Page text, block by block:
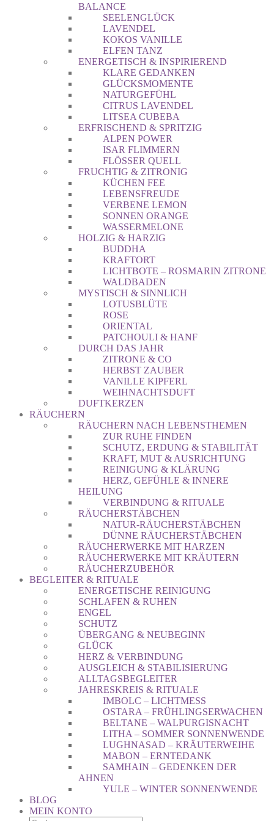
BALANCE
SEELENGLÜCK
LAVENDEL
KOKOS VANILLE
ELFEN TANZ
ENERGETISCH & INSPIRIEREND
KLARE GEDANKEN
GLÜCKSMOMENTE
NATURGEFÜHL
CITRUS LAVENDEL
LITSEA CUBEBA
ERFRISCHEND & SPRITZIG
ALPEN POWER
ISAR FLIMMERN
FLÖSSER QUELL
FRUCHTIG & ZITRONIG
KÜCHEN FEE
LEBENSFREUDE
VERBENE LEMON
SONNEN ORANGE
WASSERMELONE
HOLZIG & HARZIG
BUDDHA
KRAFTORT
LICHTBOTE – ROSMARIN ZITRONE
WALDBADEN
MYSTISCH & SINNLICH
LOTUSBLÜTE
ROSE
ORIENTAL
PATCHOULI & HANF
DURCH DAS JAHR
ZITRONE & CO
HERBST ZAUBER
VANILLE KIPFERL
WEIHNACHTSDUFT
DUFTKERZEN
RÄUCHERN
RÄUCHERN NACH LEBENSTHEMEN
ZUR RUHE FINDEN
SCHUTZ, ERDUNG & STABILITÄT
KRAFT, MUT & AUSRICHTUNG
REINIGUNG & KLÄRUNG
HERZ, GEFÜHLE & INNERE
HEILUNG
VERBINDUNG & RITUALE
RÄUCHERSTÄBCHEN
NATUR-RÄUCHERSTÄBCHEN
DÜNNE RÄUCHERSTÄBCHEN
RÄUCHERWERKE MIT HARZEN
RÄUCHERWERKE MIT KRÄUTERN
RÄUCHERZUBEHÖR
BEGLEITER & RITUALE
ENERGETISCHE REINIGUNG
SCHLAFEN & RUHEN
ENGEL
SCHUTZ
ÜBERGANG & NEUBEGINN
GLÜCK
HERZ & VERBINDUNG
AUSGLEICH & STABILISIERUNG
ALLTAGSBEGLEITER
JAHRESKREIS & RITUALE
IMBOLC – LICHTMESS
OSTARA – FRÜHLINGSERWACHEN
BELTANE – WALPURGISNACHT
LITHA – SOMMER SONNENWENDE
LUGHNASAD – KRÄUTERWEIHE
MABON – ERNTEDANK
SAMHAIN – GEDENKEN DER
AHNEN
YULE – WINTER SONNENWENDE
BLOG
MEIN KONTO